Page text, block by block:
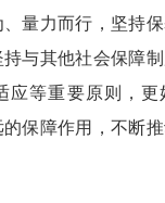
量力而行，坚持保
与其他社会保障
应等重要原则，更
保障作用，不断